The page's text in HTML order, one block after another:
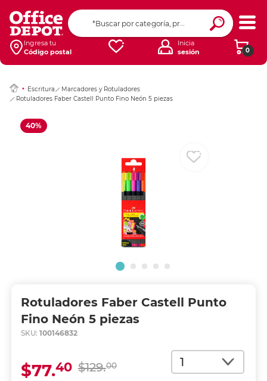
Ingresa tu
Código postal
0
Inicia
sesión
Escritura
Marcadores y Rotuladores
Rotuladores Faber Castell Punto Fino Neón 5 piezas
40%
Rotuladores Faber Castell Punto
Fino Neón 5 piezas
SKU: 100146832
Cantidad
$129.00
$77.40
Ingresar Codigo